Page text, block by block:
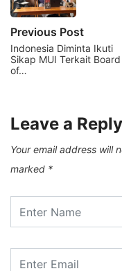
Previous Post
Indonesia Diminta Ikuti
Sikap MUI Terkait Board
of…
Leave a Reply
Your email address will
marked *